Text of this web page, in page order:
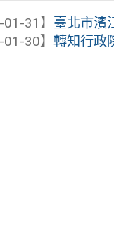
01-31】 臺北市濱
01-30】轉知行政